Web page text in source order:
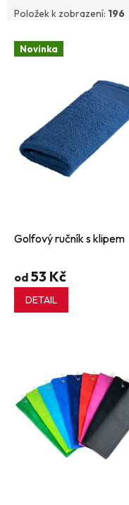
Položek k zobrazení: 196
V Novinka
Golfový ručník s klipem
od 53 Kč
DETAIL